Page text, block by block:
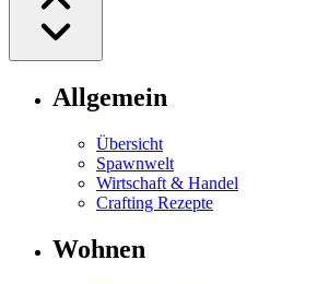
Allgemein
Übersicht
Spawnwelt
Wirtschaft & Handel
Crafting Rezepte
Wohnen